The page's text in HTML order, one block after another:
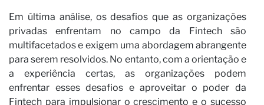
Em última análise, os desafios que as organizações
privadas enfrentam no campo da Fintech são
multifacetados e exigem uma abordagem abrangente
para serem resolvidos. No entanto, com a orientação e
a experiência certas, as organizações podem
enfrentar esses desafios e aproveitar o poder da
Fintech para impulsionar o crescimento e o sucesso